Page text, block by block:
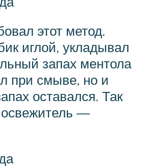
этот метод.
иглой, укладывал
запах ментола
при смыве, но и
оставался. Так
—